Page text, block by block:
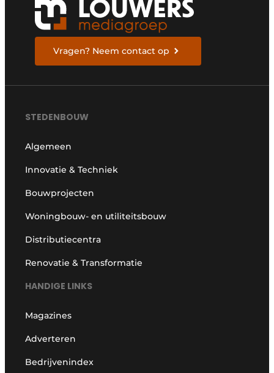
Vragen? Neem contact op
STEDENBOUW
Algemeen
Innovatie & Techniek
Bouwprojecten
Woningbouw- en utiliteitsbouw
Distributiecentra
Renovatie & Transformatie
HANDIGE LINKS
Magazines
Adverteren
Bedrijvenindex